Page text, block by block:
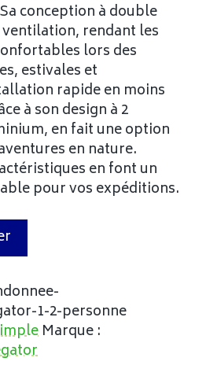
conception à double
rendant les
lors des
estivales et
rapide en moins
à son design à 2
en fait une option
en nature.
en font un
pour vos expéditions.
1-2-personne
Marque :